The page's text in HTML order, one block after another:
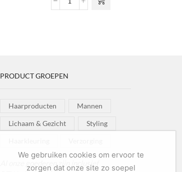
Wave
PRODUCT GROEPEN
Haarproducten Mannen
Lichaam & Gezicht Styling
Al onze goederen zijn inclusief
We gebruiken cookies om ervoor te
zorgen dat onze site zo soepel